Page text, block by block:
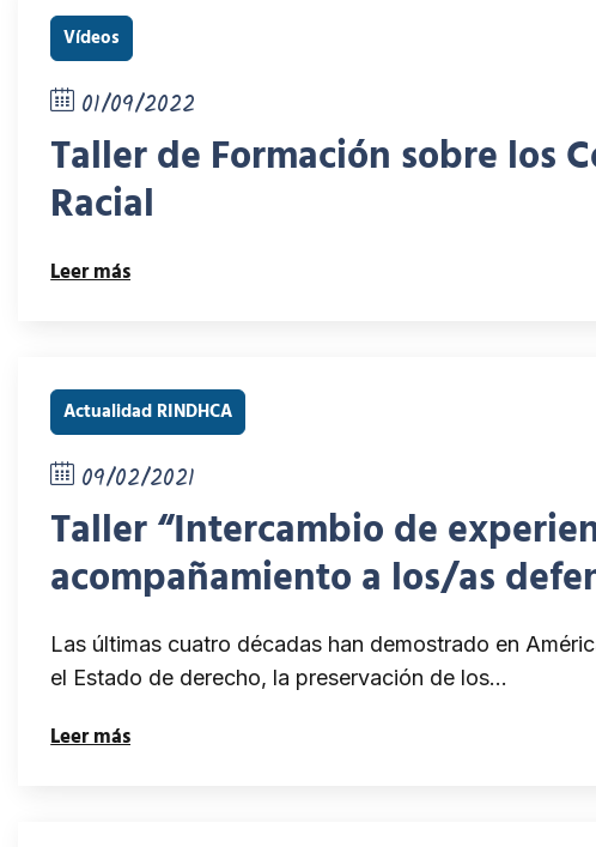
Vídeos
01/09/2022
Taller de Formación sobre los
Racial
Leer más
Actualidad RINDHCA
09/02/2021
Taller “Intercambio de
acompañamiento a los/as
Las últimas cuatro décadas han demostrado en
el Estado de derecho, la preservación de los…
Leer más